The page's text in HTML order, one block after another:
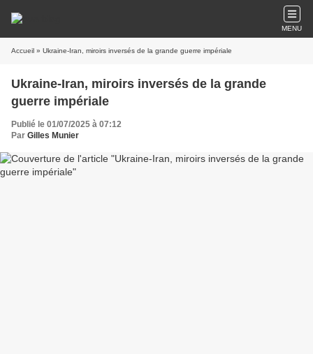
MENU
Accueil » Ukraine-Iran, miroirs inversés de la grande guerre impériale
Ukraine-Iran, miroirs inversés de la grande
guerre impériale
Publié le 01/07/2025 à 07:12
Par Gilles Munier